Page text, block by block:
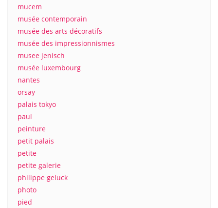
mucem
musée contemporain
musée des arts décoratifs
musée des impressionnismes
musee jenisch
musée luxembourg
nantes
orsay
palais tokyo
paul
peinture
petit palais
petite
petite galerie
philippe geluck
photo
pied